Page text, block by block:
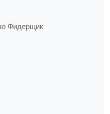
Фидерщик